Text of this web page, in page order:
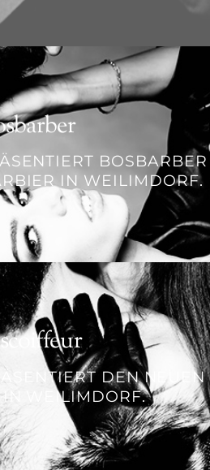
BOSBARBER
IN WEILIMDORF.
DEN NEUEN
IN WEILIMDORF.